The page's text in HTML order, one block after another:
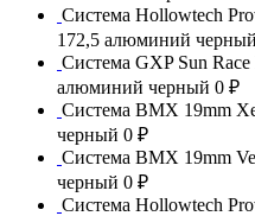
Система Hollowtech
172,5 алюминий черный
Система GXP Sun
алюминий черный 0 ₽
Система BMX 19mm
черный 0 ₽
Система BMX 19mm
черный 0 ₽
Система Hollowtech